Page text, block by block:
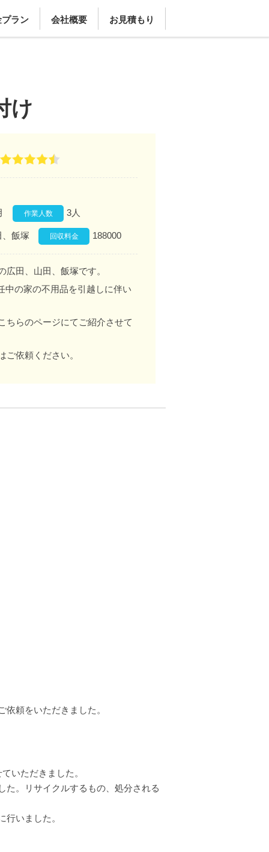
ラン 会社概要 お見積もり
け
作業人数 3人
飯塚 回収料金 188000
田、山田、飯塚です。
中の家の不用品を引越しに伴い
ちらのページにてご紹介させて
依頼ください。
頼をいただきました。
いただきました。
た。リサイクルするもの、処分される
いました。